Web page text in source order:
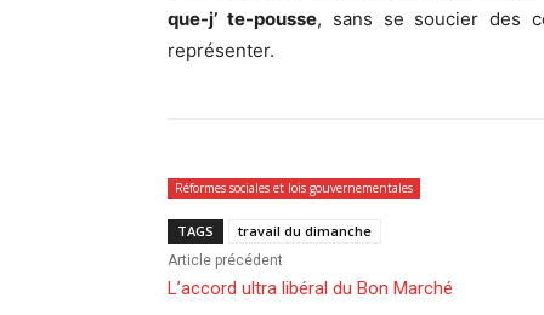
que-j’ te-pousse, sans se soucier des
représenter.
Réformes sociales et lois gouvernementales
TAGS travail du dimanche
Article précédent
L’accord ultra libéral du Bon Marché